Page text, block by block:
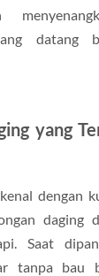
datang
yang
dengan
daging
Saat
tanpa bau